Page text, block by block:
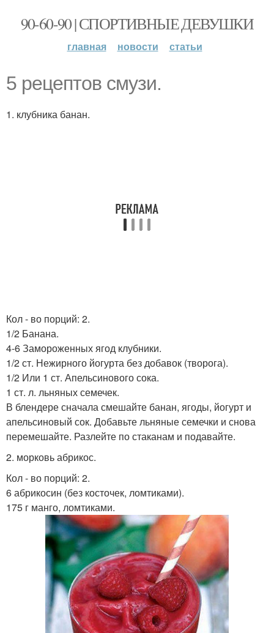
90-60-90 | СПОРТИВНЫЕ ДЕВУШКИ
главная новости статьи
5 рецептов смузи.
1. клубника банан.
Кол - во порций: 2.
1/2 Банана.
4-6 Замороженных ягод клубники.
1/2 ст. Нежирного йогурта без добавок (творога).
1/2 Или 1 ст. Апельсинового сока.
1 ст. л. льняных семечек.
В блендере сначала смешайте банан, ягоды, йогурт и
апельсиновый сок. Добавьте льняные семечки и снова
перемешайте. Разлейте по стаканам и подавайте.
2. морковь абрикос.
Кол - во порций: 2.
6 абрикосин (без косточек, ломтиками).
175 г манго, ломтиками.